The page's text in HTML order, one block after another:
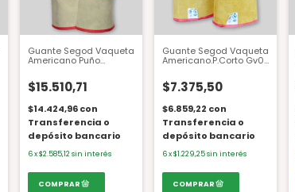
Guante Segod Vaqueta
Americano Puño
Gv01 A T. 10
$15.510,71
$14.424,96con
Transferencia o
depósito bancario
6x$2.585,12 sin interés
Guante Segod Vaqueta
Americano.P.Corto Gv01
$7.375,50
$6.859,22 con
Transferencia o
depósito bancario
6x$1.229,25sin interés